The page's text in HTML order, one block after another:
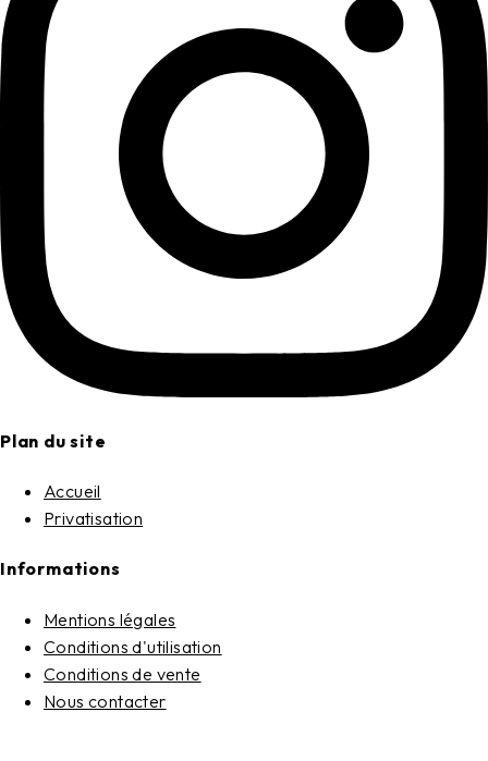
Plan du site
Accueil
Privatisation
Informations
Mentions légales
Conditions d'utilisation
Conditions de vente
Nous contacter